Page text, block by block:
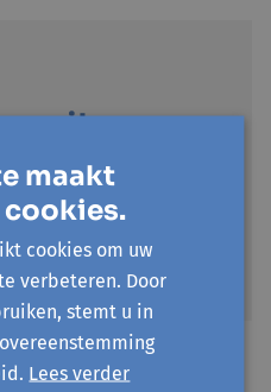
verbonden
in
maakt
cookies om uw
verbeteren. Door
stemt u in
Lees verder